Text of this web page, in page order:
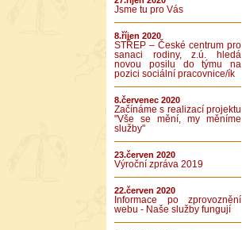
Jsme tu pro Vás
8.říjen 2020
STŘEP – České centrum pro
sanaci rodiny, z.ú. hledá
novou posilu do týmu na
pozici sociální pracovnice/ík
8.červenec 2020
Začínáme s realizací projektu
"Vše se mění, my měníme
služby"
23.červen 2020
Výroční zpráva 2019
22.červen 2020
Informace po zprovoznění
webu - Naše služby fungují